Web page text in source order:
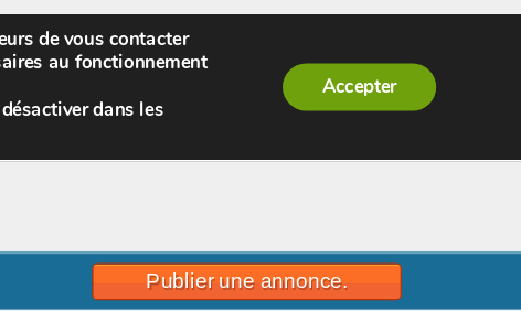
visiteur ![S'enregistrer
Publier une annonce.
de vous contacter
au fonctionnement
dans les
Accepter